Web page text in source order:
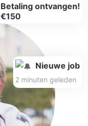
Betaling ontvangen!
€150
Nieuwe job
2 minuten geleden